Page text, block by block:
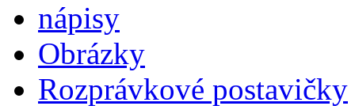
nápisy
Obrázky
Rozprávkové postavičky